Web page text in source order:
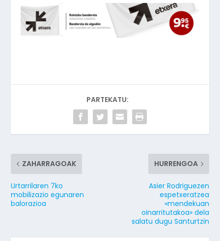
PARTEKATU:
ZAHARRAGOAK
Urtarrilaren 7ko
mobilizazio egunaren
balorazioa
HURRENGOA
Asier Rodriguezen
espetxeratzea
«mendekuan
oinarritutakoa» dela
salatu dugu Santurtzin